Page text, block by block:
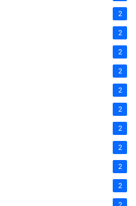
2
2
2
2
2
2
2
2
2
2